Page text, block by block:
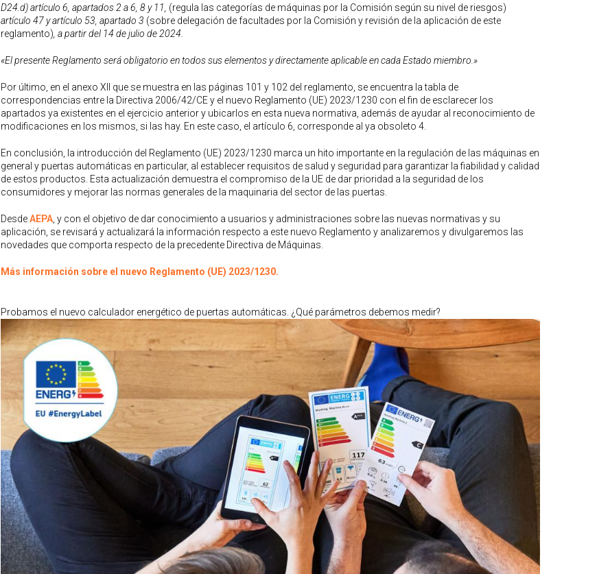
D24.d) artículo 6, apartados 2 a 6, 8 y 11, (regula las categorías de máquinas por la Comisión según su nivel de riesgos)
artículo 47 y artículo 53, apartado 3 (sobre delegación de facultades por la Comisión y revisión de la aplicación de este
reglamento) , a partir del 14 de julio de 2024.
«El presente Reglamento será obligatorio en todos sus elementos y directamente aplicable en cada Estado miembro.»
Por último, en el anexo XII que se muestra en las páginas 101 y 102 del reglamento, se encuentra la tabla de
correspondencias entre la Directiva 2006/42/CE y el nuevo Reglamento (UE) 2023/1230 con el fin de esclarecer los
apartados ya existentes en el ejercicio anterior y ubicarlos en esta nueva normativa, además de ayudar al reconocimiento de
modificaciones en los mismos, si las hay. En este caso, el artículo 6, corresponde al ya obsoleto 4.
En conclusión, la introducción del Reglamento (UE) 2023/1230 marca un hito importante en la regulación de las máquinas en
general y puertas automáticas en particular, al establecer requisitos de salud y seguridad para garantizar la fiabilidad y calidad
de estos productos. Esta actualización demuestra el compromiso de la UE de dar prioridad a la seguridad de los
consumidores y mejorar las normas generales de la maquinaria del sector de las puertas.
DesdeAEPA , y con el objetivo de dar conocimiento a usuarios y administraciones sobre las nuevas normativas y su
aplicación, se revisará y actualizará la información respecto a este nuevo Reglamento y analizaremos y divulgaremos las
novedades que comporta respecto de la precedente Directiva de Máquinas.
Más información sobre el nuevo Reglamento (UE) 2023/1230.
Probamos el nuevo calculador energético de puertas automáticas. ¿Qué parámetros debemos medir?